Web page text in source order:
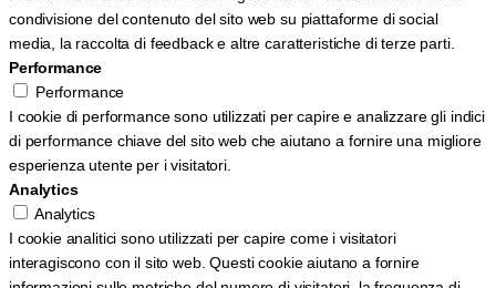
condivisione del contenuto del sito web su piattaforme di social
media, la raccolta di feedback e altre caratteristiche di terze parti.
Performance
Performance
I cookie di performance sono utilizzati per capire e analizzare gli indici
di performance chiave del sito web che aiutano a fornire una migliore
esperienza utente per i visitatori.
Analytics
Analytics
I cookie analitici sono utilizzati per capire come i visitatori
interagiscono con il sito web. Questi cookie aiutano a fornire